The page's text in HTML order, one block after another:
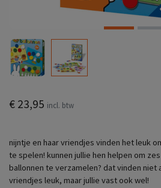
€ 23,95 incl. btw
nijntje en haar vriendjes vinden het leuk
te spelen! kunnen jullie hen helpen om
ballonnen te verzamelen? dat vinden niet
vriendjes leuk, maar jullie vast ook wel!